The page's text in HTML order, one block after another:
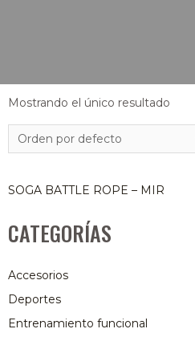
CATEGORÍAS
Accesorios
Deportes
Entrenamiento funcional
Mostrando el único resultado
SOGA BATTLE ROPE – MIR